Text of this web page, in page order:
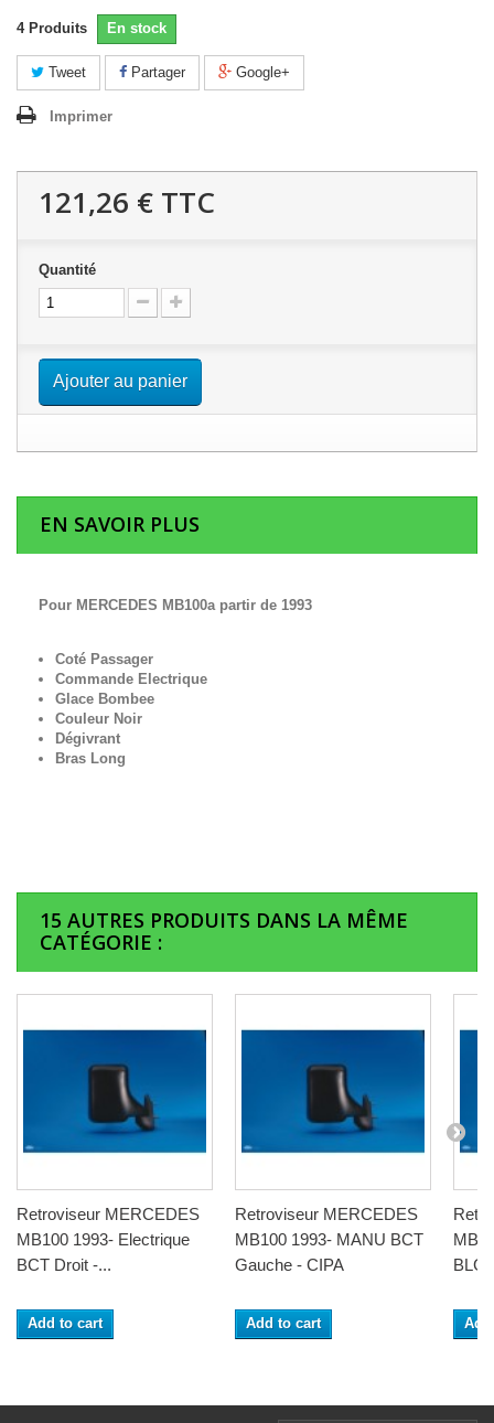
4 Produits En stock
Tweet Partager Google+
Imprimer
121,26 € TTC
Quantité
Ajouter au panier
EN SAVOIR PLUS
Pour MERCEDES MB100a partir de 1993
Coté Passager
Commande Electrique
Glace Bombee
Couleur Noir
Dégivrant
Bras Long
15 AUTRES PRODUITS DANS LA MÊME
CATÉGORIE :
Retroviseur MERCEDES
MB100 1993- Electrique
BCT Droit -...
Add to cart
Retroviseur MERCEDES
MB100 1993- MANU BCT
Gauche - CIPA
Add to cart